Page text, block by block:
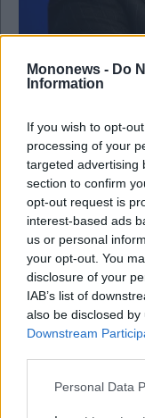
Mononews - Do
Information
If you wish to opt-
processing of your
targeted advertising
section to confirm
opt-out request is
interest-based ads
us or personal
your opt-out. You
disclosure of your
IAB’s list of
also be disclosed
Downstream
Personal Data
Business